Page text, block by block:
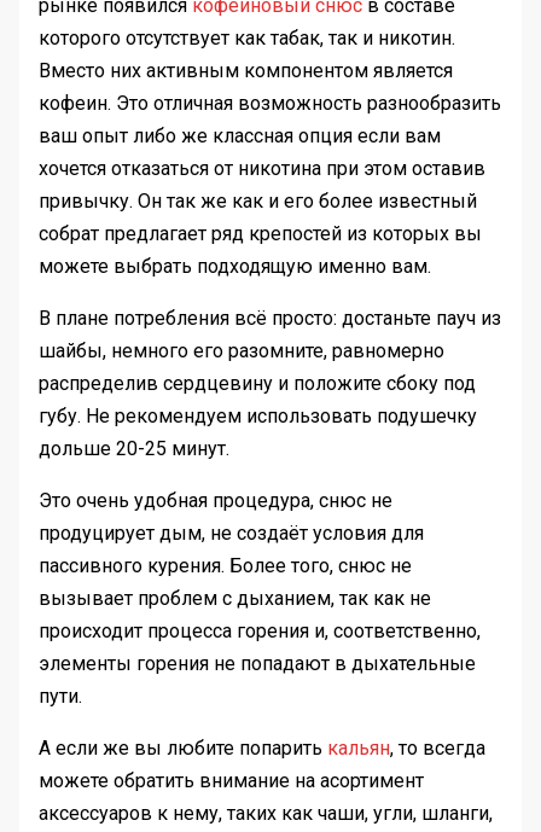
рынке появился кофеиновый снюс в составе
которого отсутствует как табак, так и никотин.
Вместо них активным компонентом является
кофеин. Это отличная возможность разнообразить
ваш опыт либо же классная опция если вам
хочется отказаться от никотина при этом оставив
привычку. Он так же как и его более известный
собрат предлагает ряд крепостей из которых вы
можете выбрать подходящую именно вам.
В плане потребления всё просто: достаньте пауч из
шайбы, немного его разомните, равномерно
распределив сердцевину и положите сбоку под
губу. Не рекомендуем использовать подушечку
дольше 20-25 минут.
Это очень удобная процедура, снюс не
продуцирует дым, не создаёт условия для
пассивного курения. Более того, снюс не
вызывает проблем с дыханием, так как не
происходит процесса горения и, соответственно,
элементы горения не попадают в дыхательные
пути.
А если же вы любите попарить кальян, то всегда
можете обратить внимание на асортимент
аксессуаров к нему, таких как чаши, угли, шланги,